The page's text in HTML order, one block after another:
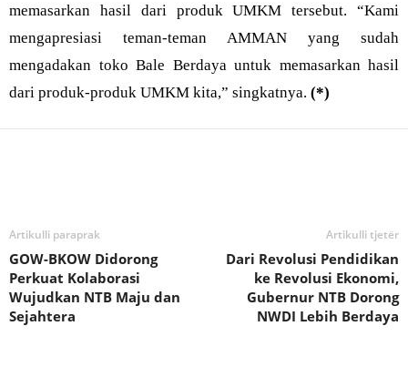
memasarkan hasil dari produk UMKM tersebut. “Kami
mengapresiasi teman-teman AMMAN yang sudah
mengadakan toko Bale Berdaya untuk memasarkan hasil
dari produk-produk UMKM kita,” singkatnya. (*)
Artikulli paraprak
GOW-BKOW Didorong
Perkuat Kolaborasi
Wujudkan NTB Maju dan
Sejahtera
Artikulli tjetër
Dari Revolusi Pendidikan
ke Revolusi Ekonomi,
Gubernur NTB Dorong
NWDI Lebih Berdaya